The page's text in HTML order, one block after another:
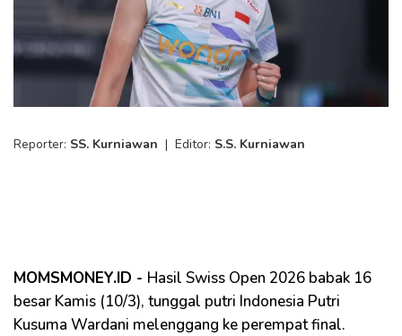
Reporter: SS. Kurniawan | Editor: S.S. Kurniawan
MOMSMONEY.ID - Hasil Swiss Open 2026 babak 16
besar Kamis (10/3), tunggal putri Indonesia Putri
Kusuma Wardani melenggang ke perempat final.